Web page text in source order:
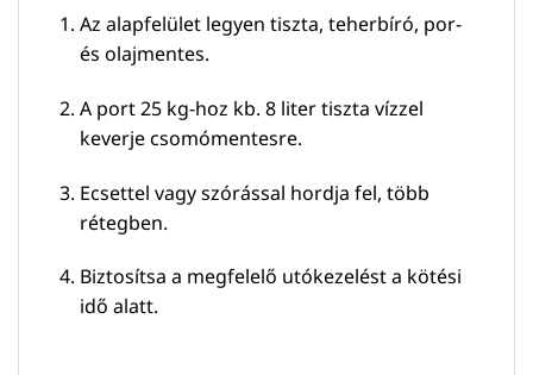
Az alapfelület legyen tiszta, teherbíró, por-
és olajmentes.
A port 25 kg-hoz kb. 8 liter tiszta vízzel
keverje csomómentesre.
Ecsettel vagy szórással hordja fel, több
rétegben.
Biztosítsa a megfelelő utókezelést a kötési
idő alatt.